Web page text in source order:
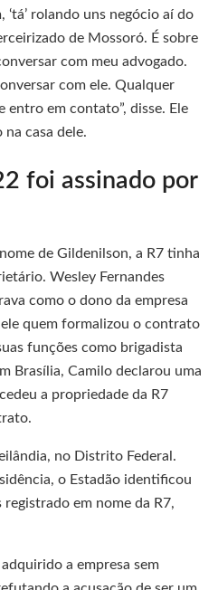
‘tá’ rolando uns negócio aí do
de Mossoró. É sobre
com meu advogado.
com ele. Qualquer
entro em contato”, disse. Ele
casa dele.
foi assinado por
de Gildenilson, a R7 tinha
Wesley Fernandes
como o dono da empresa
quem formalizou o contrato
funções como brigadista
Brasília, Camilo declarou uma
a propriedade da R7
no Distrito Federal.
o Estadão identificou
em nome da R7,
a empresa sem